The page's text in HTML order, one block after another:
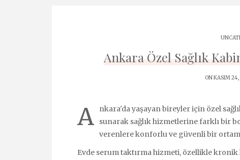
Ankara Özel Sağlık
ON KASIM
A
nkara'da yaşayan bireyler için özel
sunarak sağlık hizmetlerine farklı bir
verenlere konforlu ve güvenli bir
Evde serum taktırma hizmeti, özellikle kronik